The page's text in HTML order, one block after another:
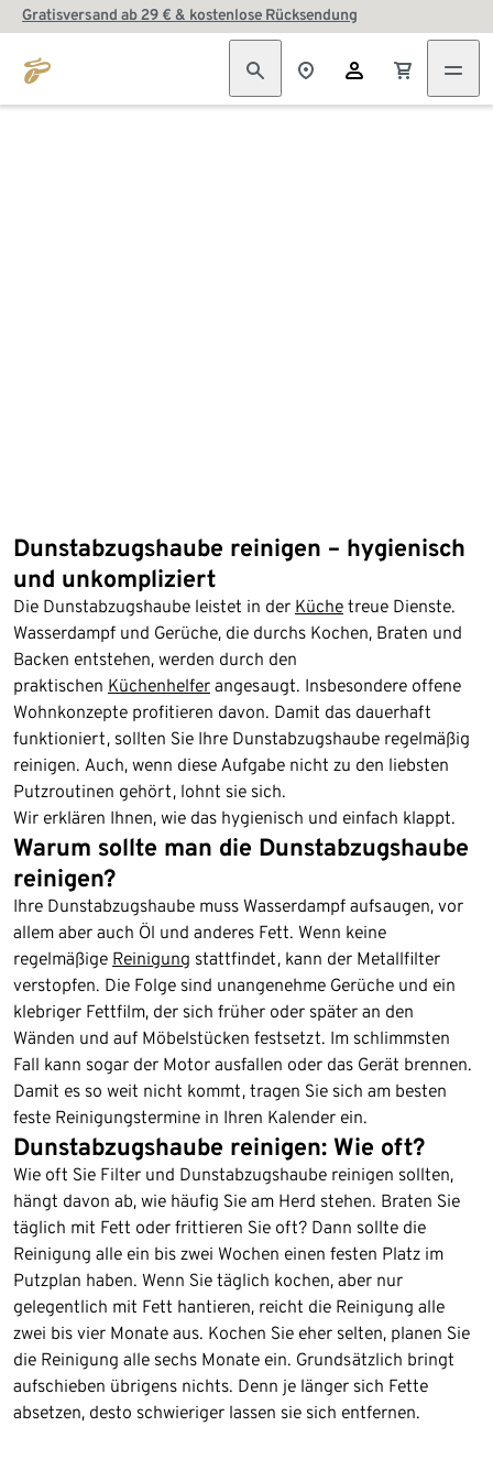
Gratisversand ab 29 € & kostenlose Rücksendung
Dunstabzugshaube reinigen – hygienisch
und unkompliziert
Die Dunstabzugshaube leistet in der Küche treue Dienste.
Wasserdampf und Gerüche, die durchs Kochen, Braten und
Backen entstehen, werden durch den
praktischen Küchenhelfer angesaugt. Insbesondere offene
Wohnkonzepte profitieren davon. Damit das dauerhaft
funktioniert, sollten Sie Ihre Dunstabzugshaube regelmäßig
reinigen. Auch, wenn diese Aufgabe nicht zu den liebsten
Putzroutinen gehört, lohnt sie sich.
Wir erklären Ihnen, wie das hygienisch und einfach klappt.
Warum sollte man die Dunstabzugshaube
reinigen?
Ihre Dunstabzugshaube muss Wasserdampf aufsaugen, vor
allem aber auch Öl und anderes Fett. Wenn keine
regelmäßige Reinigung stattfindet, kann der Metallfilter
verstopfen. Die Folge sind unangenehme Gerüche und ein
klebriger Fettfilm, der sich früher oder später an den
Wänden und auf Möbelstücken festsetzt. Im schlimmsten
Fall kann sogar der Motor ausfallen oder das Gerät brennen.
Damit es so weit nicht kommt, tragen Sie sich am besten
feste Reinigungstermine in Ihren Kalender ein.
Dunstabzugshaube reinigen: Wie oft?
Wie oft Sie Filter und Dunstabzugshaube reinigen sollten,
hängt davon ab, wie häufig Sie am Herd stehen. Braten Sie
täglich mit Fett oder frittieren Sie oft? Dann sollte die
Reinigung alle ein bis zwei Wochen einen festen Platz im
Putzplan haben. Wenn Sie täglich kochen, aber nur
gelegentlich mit Fett hantieren, reicht die Reinigung alle
zwei bis vier Monate aus. Kochen Sie eher selten, planen Sie
die Reinigung alle sechs Monate ein. Grundsätzlich bringt
aufschieben übrigens nichts. Denn je länger sich Fette
absetzen, desto schwieriger lassen sie sich entfernen.